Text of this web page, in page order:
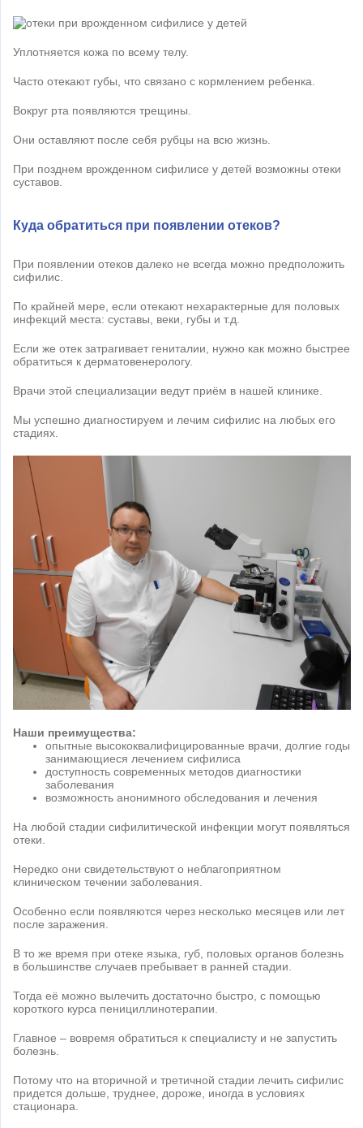
Уплотняется кожа по всему телу.
Часто отекают губы, что связано с кормлением ребенка.
Вокруг рта появляются трещины.
Они оставляют после себя рубцы на всю жизнь.
При позднем врожденном сифилисе у детей возможны отеки
суставов.
Куда обратиться при появлении отеков?
При появлении отеков далеко не всегда можно предположить
сифилис.
По крайней мере, если отекают нехарактерные для половых
инфекций места: суставы, веки, губы и т.д.
Если же отек затрагивает гениталии, нужно как можно быстрее
обратиться к дерматовенерологу.
Врачи этой специализации ведут приём в нашей клинике.
Мы успешно диагностируем и лечим сифилис на любых его
стадиях.
Наши преимущества:
опытные высококвалифицированные врачи, долгие годы
занимающиеся лечением сифилиса
доступность современных методов диагностики
заболевания
возможность анонимного обследования и лечения
На любой стадии сифилитической инфекции могут появляться
отеки.
Нередко они свидетельствуют о неблагоприятном
клиническом течении заболевания.
Особенно если появляются через несколько месяцев или лет
после заражения.
В то же время при отеке языка, губ, половых органов болезнь
в большинстве случаев пребывает в ранней стадии.
Тогда её можно вылечить достаточно быстро, с помощью
короткого курса пенициллинотерапии.
Главное – вовремя обратиться к специалисту и не запустить
болезнь.
Потому что на вторичной и третичной стадии лечить сифилис
придется дольше, труднее, дороже, иногда в условиях
стационара.